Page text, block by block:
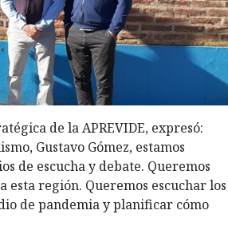
de la APREVIDE, expresó:
Gustavo Gómez, estamos
de escucha y debate. Queremos
región. Queremos escuchar los
de pandemia y planificar cómo